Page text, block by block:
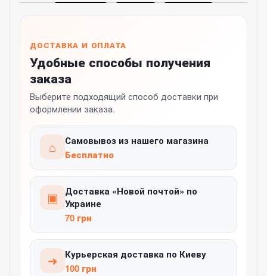
ДОСТАВКА И ОПЛАТА
Удобные способы получения
заказа
Выберите подходящий способ доставки при
оформлении заказа.
⌂
Самовывоз из нашего магазина
Бесплатно
▣
Доставка «Новой почтой» по
Украине
70 грн
➜
Курьерская доставка по Киеву
100 грн